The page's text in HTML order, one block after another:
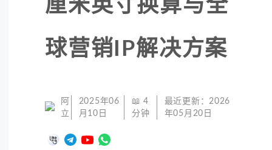
厘米英寸换算与全
球营销IP解决方案
阿
立
2025年06
月10日
📖4
分钟
最近更新：2026
年05月20日